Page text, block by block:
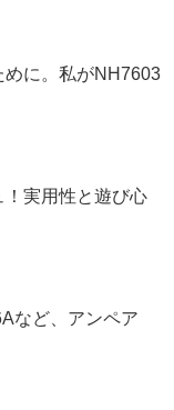
めに。私がNH7603
！実用性と遊び心
など、アンペア